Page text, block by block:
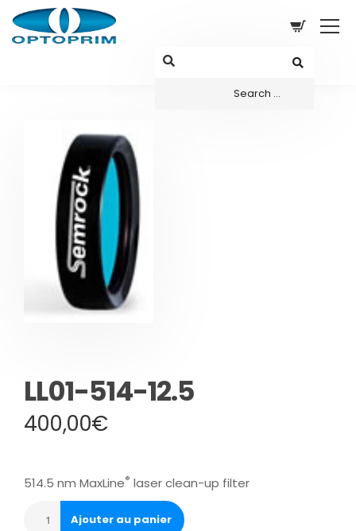
LL01-514-12.5
400,00€
514.5 nm MaxLine® laser clean-up filter
Ajouter au panier